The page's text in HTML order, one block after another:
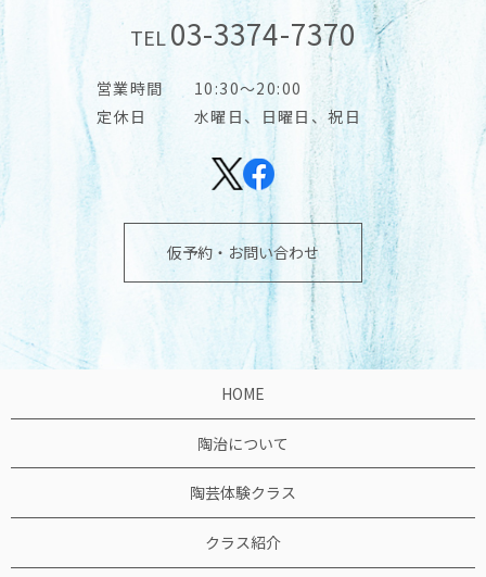
TEL03-3374-7370
営業時間
10:30～20:00
定休日
水曜日、日曜日、祝日
仮予約・お問い合わせ
HOME
陶治について
陶芸体験クラス
クラス紹介